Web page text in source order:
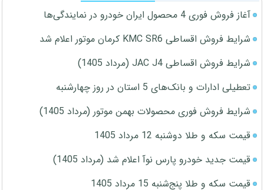
آغاز فروش فوری 4 محصول ایران خودرو در نمایندگی‌ها
شرایط فروش اقساطی KMC SR6 کرمان موتور اعلام شد
شرایط فروش اقساطی JAC J4 (مرداد 1405)
تعطیلی ادارات و بانک‌های 5 استان در روز چهارشنبه
شرایط فروش فوری محصولات بهمن موتور (مرداد 1405)
قیمت سکه و طلا دوشنبه 12 مرداد 1405
قیمت جدید خودرو پارس نوآ اعلام شد (مرداد 1405)
قیمت سکه و طلا پنج‌شنبه 15 مرداد 1405